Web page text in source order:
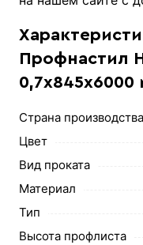
Профнастил
0,7х845х6000
Страна производства
Цвет
Вид проката
Материал
Тип
Высота профлиста